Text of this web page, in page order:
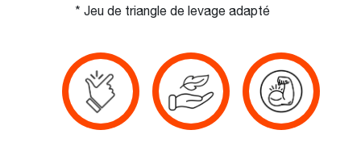
* Jeu de triangle de levage adapté